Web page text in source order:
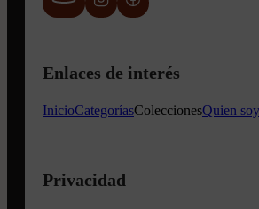
Enlaces de interés
InicioCategoríasColeccionesQuien soy
Privacidad